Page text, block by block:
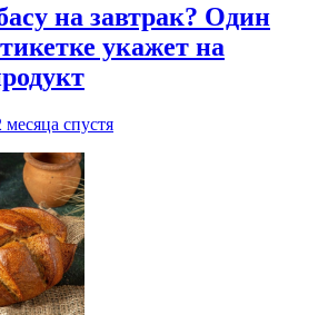
на завтрак? Один
укажет на
месяца спустя